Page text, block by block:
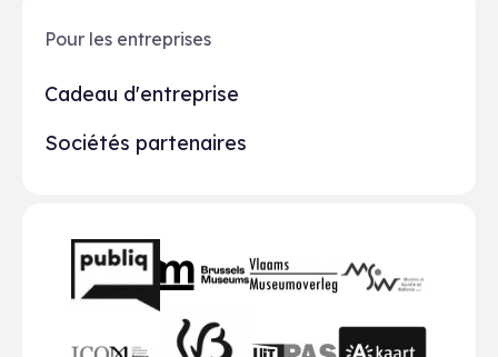
Pour les entreprises
Cadeau d'entreprise
Sociétés partenaires
Partenaires